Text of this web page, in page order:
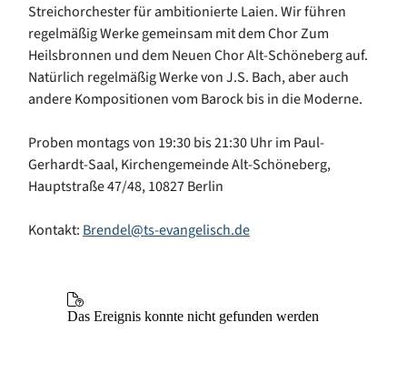
Streichorchester für ambitionierte Laien. Wir führen
regelmäßig Werke gemeinsam mit dem Chor Zum
Heilsbronnen und dem Neuen Chor Alt-Schöneberg auf.
Natürlich regelmäßig Werke von J.S. Bach, aber auch
andere Kompositionen vom Barock bis in die Moderne.
Proben montags von 19:30 bis 21:30 Uhr im Paul-
Gerhardt-Saal, Kirchengemeinde Alt-Schöneberg,
Hauptstraße 47/48, 10827 Berlin
Kontakt: Brendel@ts-evangelisch.de